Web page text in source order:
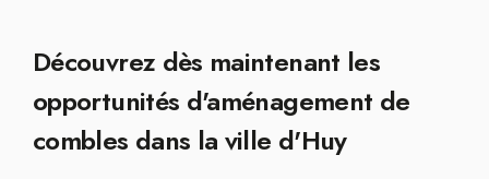
Découvrez dès maintenant les
opportunités d'aménagement de
combles dans la ville d'Huy